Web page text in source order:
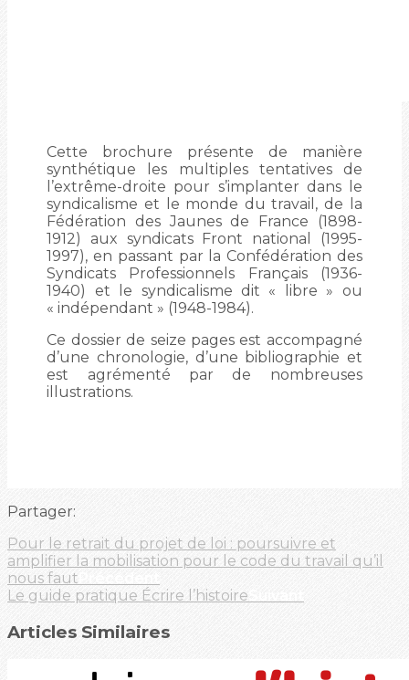
Cette brochure présente de manière
synthétique les multiples tentatives de
l’extrême-droite pour s’implanter dans le
syndicalisme et le monde du travail, de la
Fédération des Jaunes de France (1898-
1912) aux syndicats Front national (1995-
1997), en passant par la Confédération des
Syndicats Professionnels Français (1936-
1940) et le syndicalisme dit « libre » ou
« indépendant » (1948-1984).
Ce dossier de seize pages est accompagné
d’une chronologie, d’une bibliographie et
est agrémenté par de nombreuses
illustrations.
Partager:
Pour le retrait du projet de loi : poursuivre et
amplifier la mobilisation pour le code du travail qu’il
nous faut
Le guide pratique Écrire l’histoire
Articles Similaires